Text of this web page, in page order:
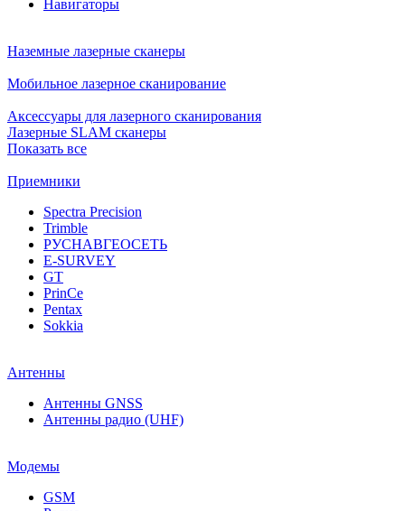
Навигаторы
Наземные лазерные сканеры
Мобильное лазерное сканирование
Аксессуары для лазерного сканирования
Лазерные SLAM сканеры
Показать все
Приемники
Spectra Precision
Trimble
РУСНАВГЕОСЕТЬ
E-SURVEY
GT
PrinCe
Pentax
Sokkia
Антенны
Антенны GNSS
Антенны радио (UHF)
Модемы
GSM